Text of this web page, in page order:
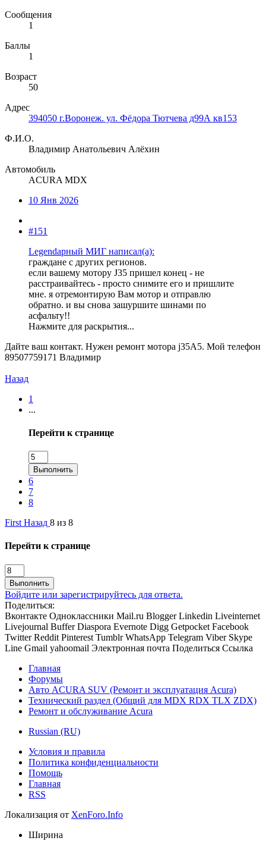
Сообщения
1
Баллы
1
Возраст
50
Адрес
394050 г.Воронеж. ул. Фёдора Тютчева д99А кв153
Ф.И.О.
Владимир Анатольевич Алёхин
Автомобиль
ACURA MDX
10 Янв 2026
#151
Legendарный МИГ написал(а):
граждане с других регионов.
если вашему мотору J35 пришел конец - не
расстраивайтесь - просто снимите его и пришлите
мне. я отремонтирую Вам мотор и отправлю
обратно. и вы снова зашуршите шинами по
асфальту!!
Нажмите для раскрытия...
Дайте ваш контакт. Нужен ремонт мотора j35A5. Мой телефон
89507759171 Владимир
Назад
1
...
Перейти к странице
Выполнить
6
7
8
First Назад 8 из 8
Перейти к странице
Выполнить
Войдите или зарегистрируйтесь для ответа.
Поделиться:
Вконтакте Одноклассники Mail.ru Blogger Linkedin Liveinternet
Livejournal Buffer Diaspora Evernote Digg Getpocket Facebook
Twitter Reddit Pinterest Tumblr WhatsApp Telegram Viber Skype
Line Gmail yahoomail Электронная почта Поделиться Ссылка
Главная
Форумы
Авто ACURA SUV (Ремонт и эксплуатация Acura)
Технический раздел (Общий для MDX RDX TLX ZDX)
Ремонт и обслуживание Acura
Russian (RU)
Условия и правила
Политика конфиденциальности
Помощь
Главная
RSS
Локализация от XenForo.Info
Ширина